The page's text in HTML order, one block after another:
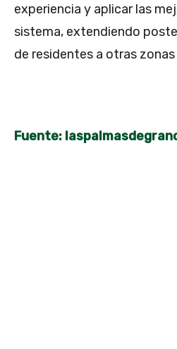
experiencia y aplicar las
sistema, extendiendo
de residentes a otras
Fuente: